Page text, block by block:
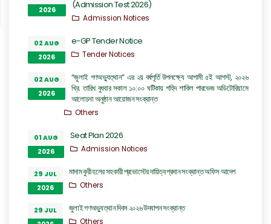
2026
(Admission Test 2026)
Admission Notices
02 AUG
2026
e-GP Tender Notice
Tender Notices
02 AUG
2026
“জুলাই গণঅভ্যুত্থান” এর ২য় বর্ষপূর্তি উপলক্ষ্যে আগামী ৫ই আগস্ট, ২০২৬
খ্রি. তারিখ বুধবার সকাল ১০:০০ ঘটিকায় শহিদ শাকিল পারভেজ অডিটোরিয়ামে
আলোচনা অনুষ্ঠান আয়োজন সংক্রান্ত
Others
01 AUG
2026
Seat Plan 2026
Admission Notices
29 JUL
2026
মাদাম কুরী হলের সহকারী প্রভোস্টের দায়িত্ব প্রদান সংক্রান্ত অফিস আদেশ
Others
29 JUL
জুলাই গণঅভ্যুত্থান দিবস ২০২৬ উদযাপন সংক্রান্ত
Others